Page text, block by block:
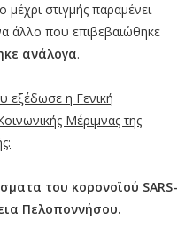
μέχρι στιγμής παραμένει
άλλο που επιβεβαιώθηκε
ανάλογα.
εξέδωσε η Γενική
Μέριμνας της
του κορονοϊού SARS-
Πελοποννήσου.